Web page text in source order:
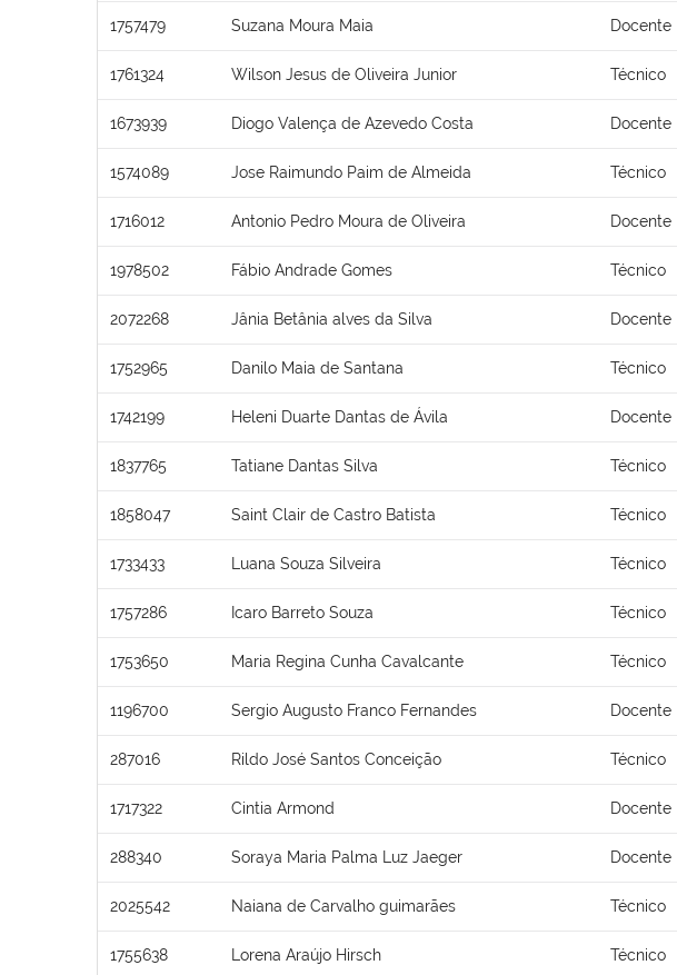
1757479 Suzana Moura Maia Docente
1761324 Wilson Jesus de Oliveira Junior Técnico
1673939 Diogo Valença de Azevedo Costa Docente
1574089 Jose Raimundo Paim de Almeida Técnico
1716012 Antonio Pedro Moura de Oliveira Docente
1978502 Fábio Andrade Gomes Técnico
2072268 Jânia Betânia alves da Silva Docente
1752965 Danilo Maia de Santana Técnico
1742199 Heleni Duarte Dantas de Ávila Docente
1837765 Tatiane Dantas Silva Técnico
1858047 Saint Clair de Castro Batista Técnico
1733433 Luana Souza Silveira Técnico
1757286 Icaro Barreto Souza Técnico
1753650 Maria Regina Cunha Cavalcante Técnico
1196700 Sergio Augusto Franco Fernandes Docente
287016 Rildo José Santos Conceição Técnico
1717322 Cintia Armond Docente
288340 Soraya Maria Palma Luz Jaeger Docente
2025542 Naiana de Carvalho guimarães Técnico
1755638 Lorena Araújo Hirsch Técnico